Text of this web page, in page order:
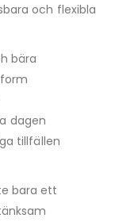
och flexibla
bära
dagen
tillfällen
bara ett